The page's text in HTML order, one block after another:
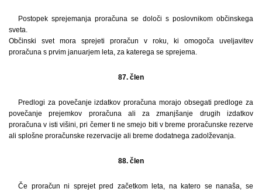
Postopek sprejemanja proračuna se določi s poslovnikom občinskega
sveta.
Občinski svet mora sprejeti proračun v roku, ki omogoča uveljavitev
proračuna s prvim januarjem leta, za katerega se sprejema.
87. člen
Predlogi za povečanje izdatkov proračuna morajo obsegati predloge za
povečanje prejemkov proračuna ali za zmanjšanje drugih izdatkov
proračuna v isti višini, pri čemer ti ne smejo biti v breme proračunske rezerve
ali splošne proračunske rezervacije ali breme dodatnega zadolževanja.
88. člen
Če proračun ni sprejet pred začetkom leta, na katero se nanaša, se